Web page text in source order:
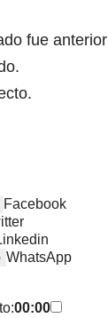
fue anterior
Facebook
WhatsApp
00:00